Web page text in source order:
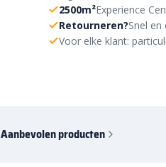
2500m²Experience
Retourneren?Snel
Voor elke klant:
Aanbevolen producten